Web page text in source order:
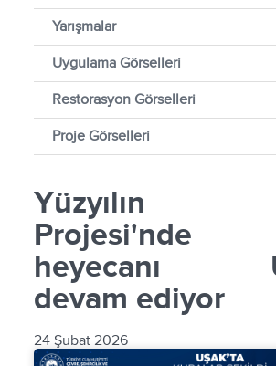
Yarışmalar
Uygulama Görselleri
Restorasyon Görselleri
Proje Görselleri
Yüzyılın
heyecanı
devam ediyor
24 Şubat 2026